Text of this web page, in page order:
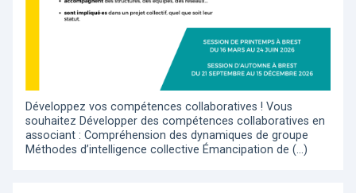
Développez vos compétences collaboratives ! Vous
souhaitez Développer des compétences collaboratives en
associant : Compréhension des dynamiques de groupe
Méthodes d’intelligence collective Émancipation de (…)